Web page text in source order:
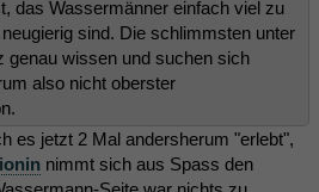
das Wassermänner einfach viel zu
sind. Die schlimmsten unter
genau wissen und suchen sich
also nicht oberster
es jetzt 2 Mal andersherum "erlebt",
nimmt sich aus Spass den